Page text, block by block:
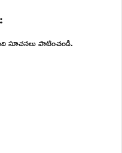
సూచనలు పాటించండి.